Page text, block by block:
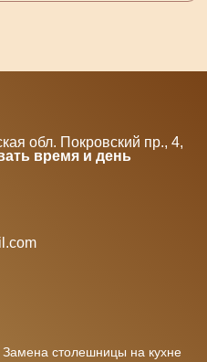
обл. Покровский пр., 4,
время и день
Замена столешницы на кухне